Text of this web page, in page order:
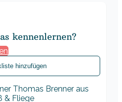
kennenlernen?
hinzufügen